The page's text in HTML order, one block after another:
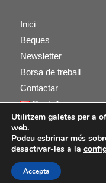
Inici
Beques
Newsletter
Borsa de treball
Contactar
Castellano
© Copyright -Remsa Memorial
Utilitzem galetes per a
web.
Podeu esbrinar més
desactivar-les a la
Accepta